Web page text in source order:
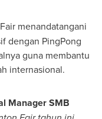
menandatangani
dengan PingPong
guna membantu
internasional.
Manager SMB